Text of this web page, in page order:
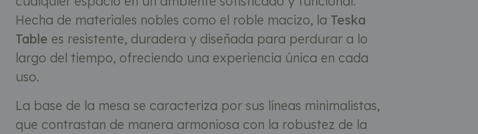
Hecha de materiales nobles como el roble macizo, la Teska
Table es resistente, duradera y diseñada para perdurar a lo
largo del tiempo, ofreciendo una experiencia única en cada
uso.
La base de la mesa se caracteriza por sus líneas minimalistas,
que contrastan de manera armoniosa con la robustez de la